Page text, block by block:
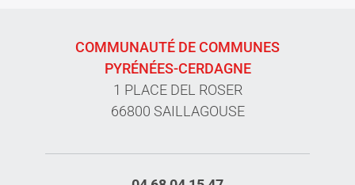
COMMUNAUTÉ DE COMMUNES
PYRÉNÉES-CERDAGNE
1 PLACE DEL ROSER
66800 SAILLAGOUSE